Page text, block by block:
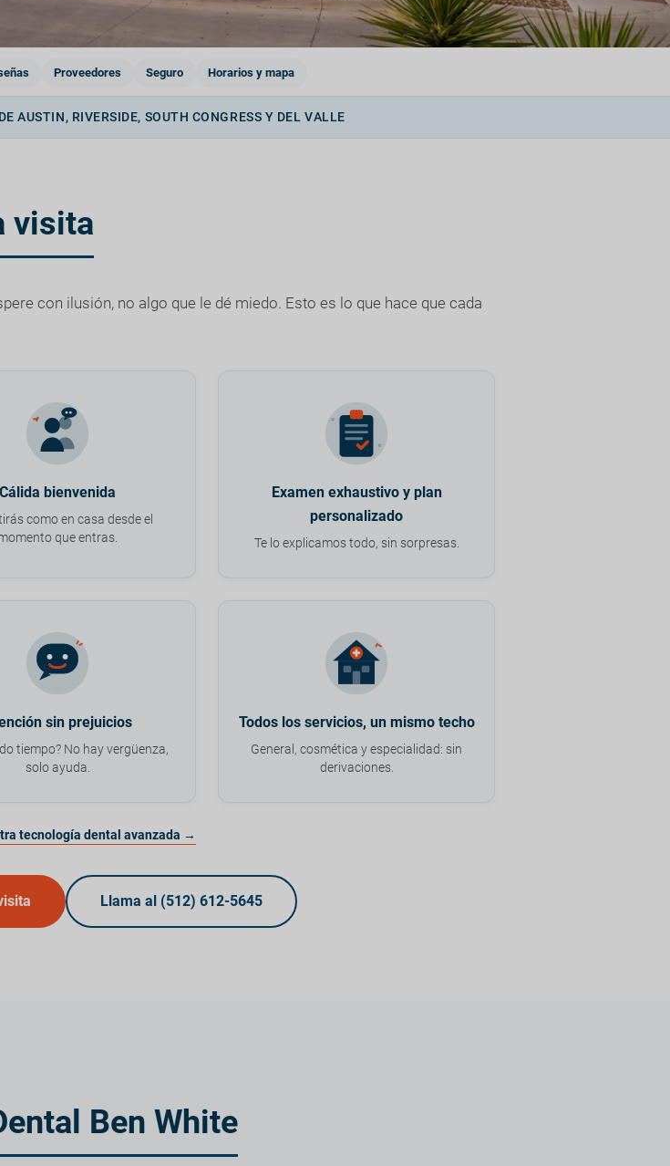
Proveedores Seguro Horarios y mapa
AUSTIN, RIVERSIDE, SOUTH CONGRESS Y DEL VALLE
visita
con ilusión, no algo que le dé miedo. Esto es lo que hace que cada
Cálida bienvenida
como en casa desde el
que entras.
Examen exhaustivo y plan
personalizado
Te lo explicamos todo, sin sorpresas.
sin prejuicios
tiempo? No hay vergüenza,
solo ayuda.
Todos los servicios, un mismo techo
General, cosmética y especialidad: sin
derivaciones.
tecnología dental avanzada →
Llama al (512) 612-5645
Ben White